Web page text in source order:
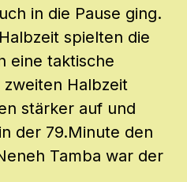
in die Pause ging.
spielten die
eine taktische
Halbzeit
stärker auf und
der 79.Minute den
Tamba war der